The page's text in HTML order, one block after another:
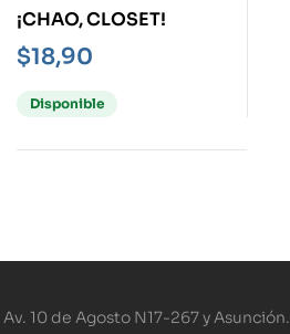
¡CHAO, CLOSET!
$18,90
Disponible
Av. 10 de Agosto N17-267 y Asunción.